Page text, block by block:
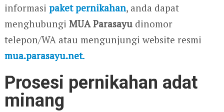
informasi paket pernikahan, anda dapat
menghubungi MUA Parasayudinomor
telepon/WA atau mengunjungi website resmi
mua.parasayu.net.
Prosesi pernikahan adat
minang